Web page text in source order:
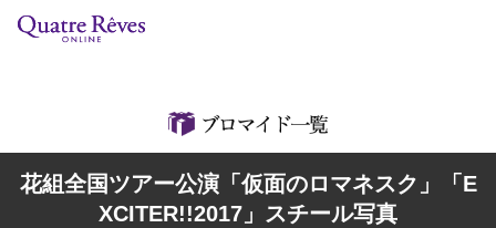
花組全国ツアー公演「仮面のロマネスク」「E
XCITER!!2017」スチール写真
組コレクション